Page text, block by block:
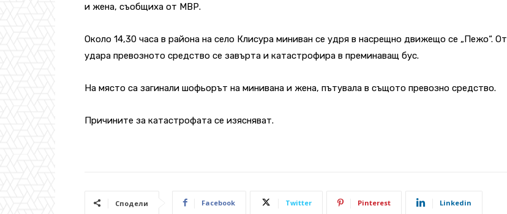
и жена, съобщиха от МВР.
Около 14,30 часа в района на село Клисура миниван се удря в насрещно движещо се „Пежо“. От
удара превозното средство се завърта и катастрофира в преминаващ бус.
На място са загинали шофьорът на минивана и жена, пътувала в същото превозно средство.
Причините за катастрофата се изясняват.
Сподели Facebook Twitter Pinterest Linkedin